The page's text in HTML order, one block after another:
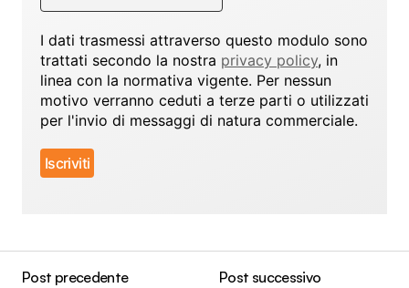
I dati trasmessi attraverso questo modulo sono
trattati secondo la nostra privacy policy, in
linea con la normativa vigente. Per nessun
motivo verranno ceduti a terze parti o utilizzati
per l'invio di messaggi di natura commerciale.
Post precedente
Post successivo